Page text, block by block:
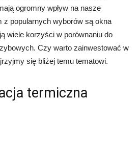
ogromny wpływ na nasze
z popularnych wyborów są okna
wiele korzyści w porównaniu do
Czy warto zainwestować w
się bliżej temu tematowi.
termiczna